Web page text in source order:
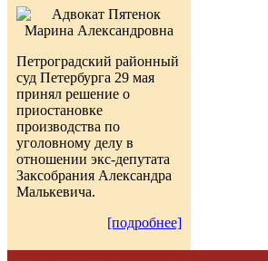
Петроградский районный
суд Петербурга 29 мая
принял решение о
приостановке
производства по
уголовному делу в
отношении экс-депутата
Заксобрания Александра
Малькевича.
[подробнее]